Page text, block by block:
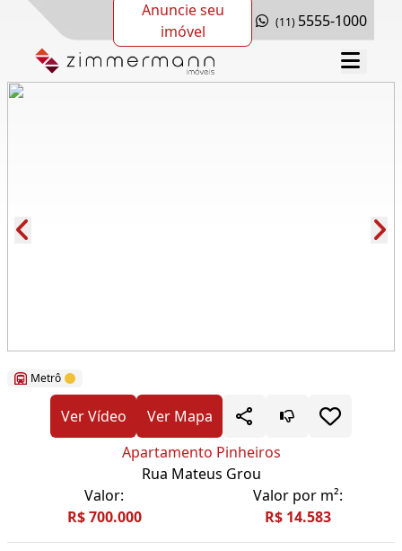
Anuncie seu
imóvel
(11) 5555-1000
Metrô
Ver Vídeo
Ver Mapa
Apartamento Pinheiros
Rua Mateus Grou
Valor:
R$ 700.000
Valor por m²:
R$ 14.583